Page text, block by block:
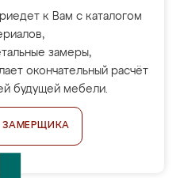
к Вам с каталогом
замеры,
окончательный расчёт
будущей мебели.
ЗАМЕРЩИКА